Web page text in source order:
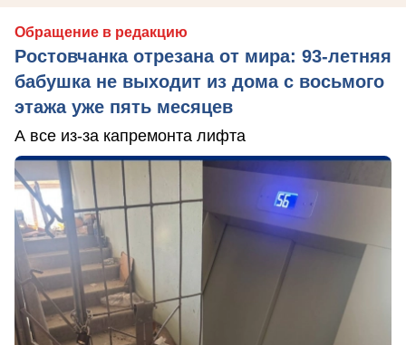
Обращение в редакцию
Ростовчанка отрезана от мира: 93-летняя
бабушка не выходит из дома с восьмого
этажа уже пять месяцев
А все из-за капремонта лифта